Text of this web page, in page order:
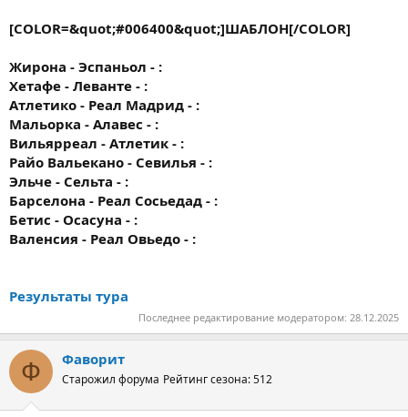
[COLOR=&quot;#006400&quot;]ШАБЛОН[/COLOR]
Жирона - Эспаньол - :
Хетафе - Леванте - :
Атлетико - Реал Мадрид - :
Мальорка - Алавес - :
Вильярреал - Атлетик - :
Райо Вальекано - Севилья - :
Эльче - Сельта - :
Барселона - Реал Сосьедад - :
Бетис - Осасуна - :
Валенсия - Реал Овьедо - :
Результаты тура
Последнее редактирование модератором: 28.12.2025
Ф Фаворит
Старожил форума Рейтинг сезона: 512